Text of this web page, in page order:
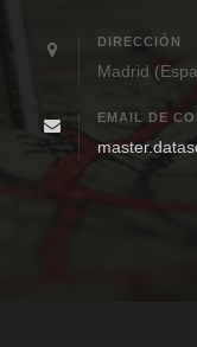
DIRECCIÓN
Madrid
EMAIL DE